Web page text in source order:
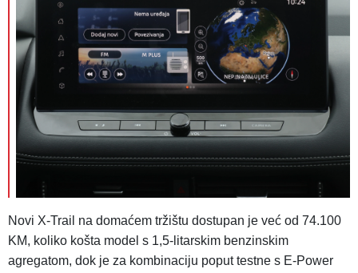
Novi X-Trail na domaćem tržištu dostupan je već od 74.100
KM, koliko košta model s 1,5-litarskim benzinskim
agregatom, dok je za kombinaciju poput testne s E-Power